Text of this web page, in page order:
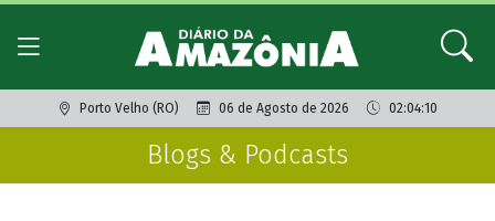
Porto Velho (RO) 06 de Agosto de 2026 02:04:10
Blogs & Podcasts